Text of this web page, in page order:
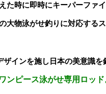
た時に即時にキーパーファ
大物泳がせ釣りに対応する
インを施し日本の美意識を
ンピース泳がせ専用ロッド